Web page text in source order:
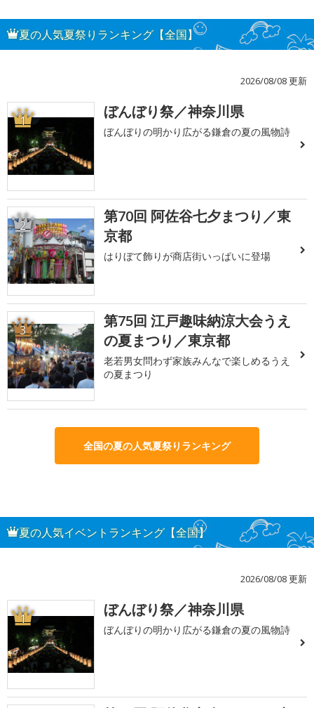
夏の人気夏祭りランキング【全国】
2026/08/08 更新
1 ぼんぼり祭／神奈川県
ぼんぼりの明かり広がる鎌倉の夏の風物詩
2
第70回 阿佐谷七夕まつり／東
京都
はりぼて飾りが商店街いっぱいに登場
3
第75回 江戸趣味納涼大会うえ
の夏まつり／東京都
老若男女問わず家族みんなで楽しめるうえ
の夏まつり
全国の夏の人気夏祭りランキング
夏の人気イベントランキング【全国】
2026/08/08 更新
1 ぼんぼり祭／神奈川県
ぼんぼりの明かり広がる鎌倉の夏の風物詩